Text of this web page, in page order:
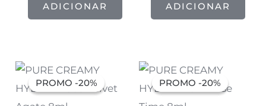
ADICIONAR ADICIONAR
PROMO -20%
PROMO -20%
O
preço
original
O
preço
atual
PROMO -20%
PROMO -20%
O
preço
original
O
preço
atual